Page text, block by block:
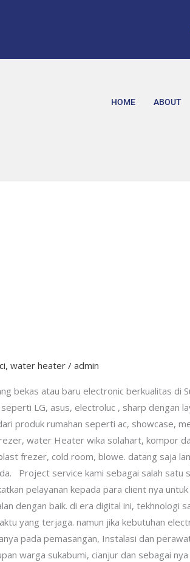
HOME ABOUT
,water heater /admin
bekas atau baru electronic berkualitas di
LG, asus, electroluc , sharp dengan
produk rumahan seperti ac, showcase,
water Heater wika solahart, kompor
frezer, cold room, blowe. datang saja
Project service kami sebagai salah satu
pelayanan kepada para client nya
dengan baik. di era digital ini, tekhnologi
yang terjaga. namun jika kebutuhan
pada pemasangan, Instalasi dan
warga sukabumi, cianjur dan sebagai